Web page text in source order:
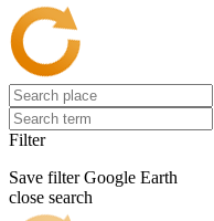
Filter
Save filter Google Earth
close search